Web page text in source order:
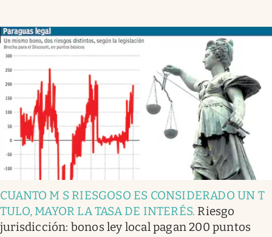
CUANTO M S RIESGOSO ES CONSIDERADO UN T
TULO, MAYOR LA TASA DE INTERÉS. Riesgo
jurisdicción: bonos ley local pagan 200 puntos